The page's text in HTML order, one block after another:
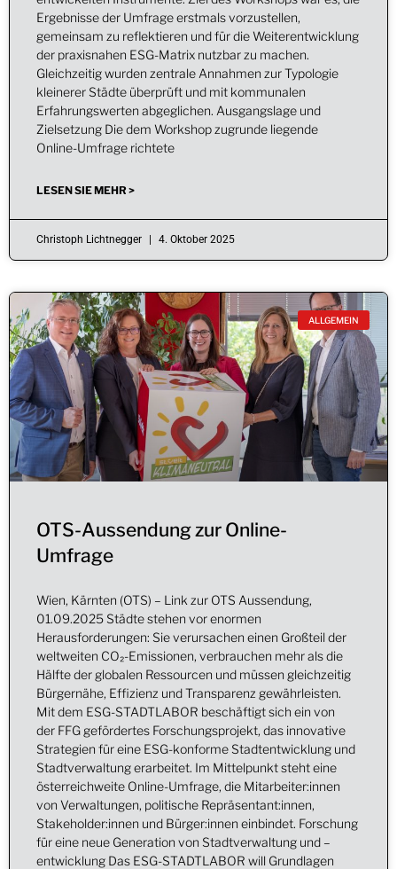
Ergebnisse der Umfrage erstmals vorzustellen,
gemeinsam zu reflektieren und für die Weiterentwicklung
der praxisnahen ESG-Matrix nutzbar zu machen.
Gleichzeitig wurden zentrale Annahmen zur Typologie
kleinerer Städte überprüft und mit kommunalen
Erfahrungswerten abgeglichen. Ausgangslage und
Zielsetzung Die dem Workshop zugrunde liegende
Online-Umfrage richtete
LESEN SIE MEHR >
Christoph Lichtnegger 4. Oktober 2025
ALLGEMEIN
OTS-Aussendung zur Online-
Umfrage
Wien, Kärnten (OTS) – Link zur OTS Aussendung,
01.09.2025 Städte stehen vor enormen
Herausforderungen: Sie verursachen einen Großteil der
weltweiten CO₂-Emissionen, verbrauchen mehr als die
Hälfte der globalen Ressourcen und müssen gleichzeitig
Bürgernähe, Effizienz und Transparenz gewährleisten.
Mit dem ESG-STADTLABOR beschäftigt sich ein von
der FFG gefördertes Forschungsprojekt, das innovative
Strategien für eine ESG-konforme Stadtentwicklung und
Stadtverwaltung erarbeitet. Im Mittelpunkt steht eine
österreichweite Online-Umfrage, die Mitarbeiter:innen
von Verwaltungen, politische Repräsentant:innen,
Stakeholder:innen und Bürger:innen einbindet. Forschung
für eine neue Generation von Stadtverwaltung und –
entwicklung Das ESG-STADTLABOR will Grundlagen